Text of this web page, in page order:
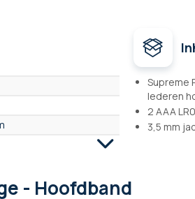
Supreme
lederen
2 AAA
3,5 mm
- Hoofdband